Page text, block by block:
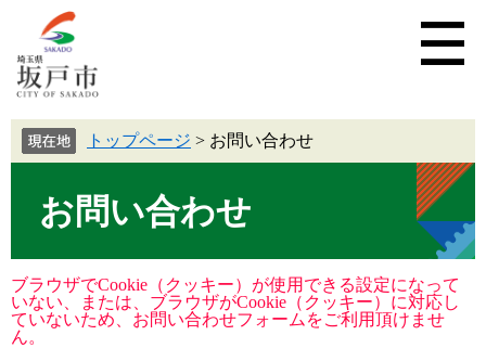
トップページ > お問い合わせ
お問い合わせ
ブラウザでCookie（クッキー）が使用できる設定になって
いない、または、ブラウザがCookie（クッキー）に対応し
ていないため、お問い合わせフォームをご利用頂けませ
ん。